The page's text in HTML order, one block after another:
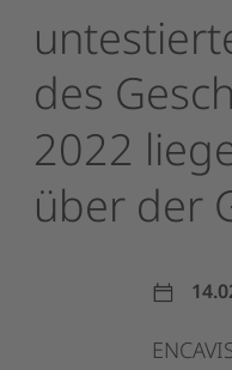
des
2022
über der